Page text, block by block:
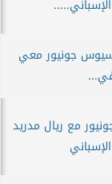
جونيور معي
مع ريال مدريد